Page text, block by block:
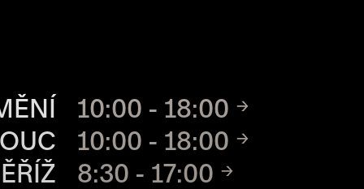
MÍST
10:00 - 18:00
10:00 - 18:00
8:30 - 17:00